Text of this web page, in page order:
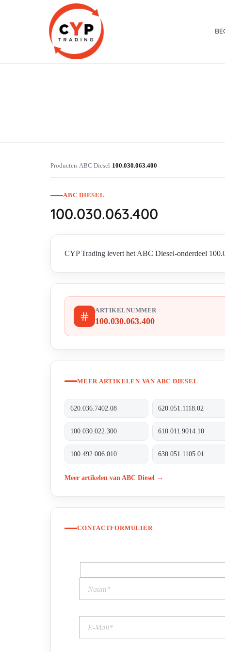
Producten›ABC Diesel›100.030.063.400
ABC DIESEL
100.030.063.400
CYP Trading levert het ABC Diesel-onderdeel
ARTIKELNUMMER
100.030.063.400
MEER ARTIKELEN VAN ABC DIESEL
620.036.7402.08 620.051.1118.02
100.030.022.300 610.011.9014.10
100.492.006.010 630.051.1105.01
Meer artikelen van ABC Diesel →
CONTACTFORMULIER